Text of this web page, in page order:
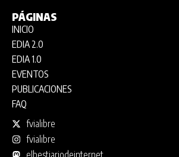
PÁGINAS
INICIO
EDIA 2.0
EDIA 1.0
EVENTOS
PUBLICACIONES
FAQ
fvialibre
fvialibre